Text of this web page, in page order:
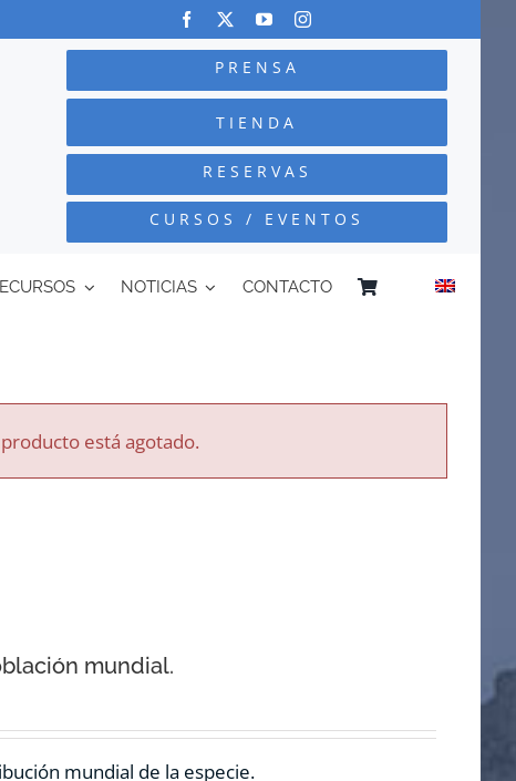
PRENSA
TIENDA
RESERVAS
CURSOS / EVENTOS
NOTICIAS CONTACTO
está agotado.
mundial.
mundial de la especie.